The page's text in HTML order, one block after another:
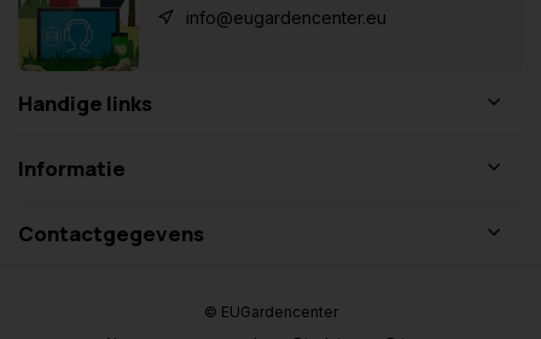
info@eugardencenter.eu
Handige links
Informatie
Contactgegevens
© EUGardencenter